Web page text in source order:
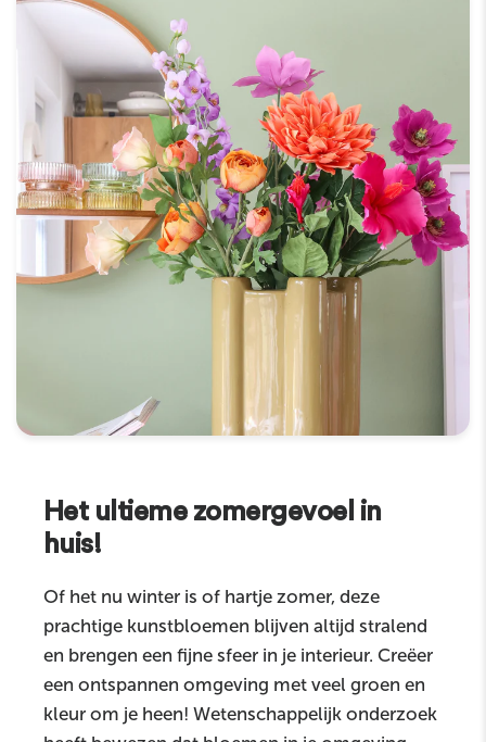
Het ultieme zomergevoel in
huis!
Of het nu winter is of hartje zomer, deze
prachtige kunstbloemen blijven altijd stralend
en brengen een fijne sfeer in je interieur. Creëer
een ontspannen omgeving met veel groen en
kleur om je heen! Wetenschappelijk onderzoek